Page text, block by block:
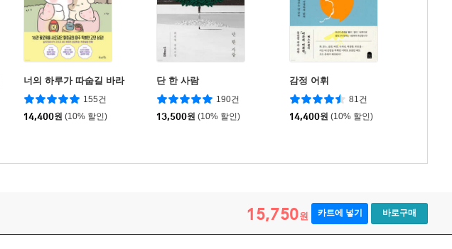
너의 하루가 따숩길 바라
155건
14,400원 (10% 할인)
단 한 사람
190건
13,500원 (10% 할인)
감정 어휘
81건
14,400원 (10% 할인)
15,750원 카트에 넣기 바로구매